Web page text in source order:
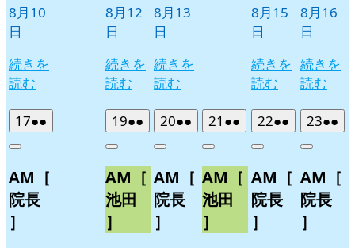
8月10
日
続きを
読む
8月12
日
続きを
読む
8月13
日
続きを
読む
8月15
日
続きを
読む
8月16
日
続きを
読む
172026
年
月
17
日
●●
件
イ
Close
AM［
院長
］
192026
年
月
19
日
●●
件
イ
ベ
ト)
Close
AM［
池田
］
202026
年
月
20
日
●●
件
イ
ベ
ト)
Close
AM［
院長
］
21 2026
年
月
21
日
●●
件
イ
ベ
ト)
Close
AM［
池田
］
222026
年
月
22
日
●●
件
イ
ベ
ト)
Close
AM［
院長
］
232026
年
月
23
日
●●
件
イ
Close
AM［
院長
］